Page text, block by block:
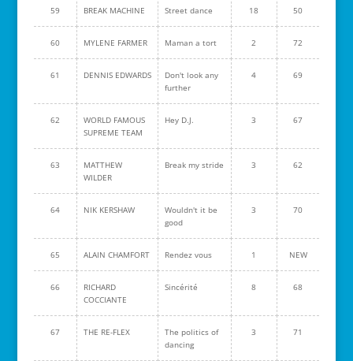
59 BREAK MACHINE Street dance 18 50
60 MYLENE FARMER Maman a tort 2 72
61 DENNIS EDWARDS
Don't look any
further
4 69
62
WORLD FAMOUS
SUPREME TEAM
Hey D.J. 3 67
63
MATTHEW
WILDER
Break my stride 3 62
64 NIK KERSHAW
Wouldn't it be
good
3 70
65 ALAIN CHAMFORT Rendez vous 1 NEW
66
RICHARD
COCCIANTE
Sincérité 8 68
67 THE RE-FLEX
The politics of
dancing
3 71